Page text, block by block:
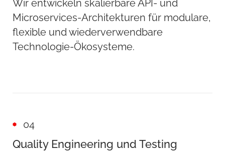
Wir entwickeln skalierbare API- und
Microservices-Architekturen für modulare,
flexible und wiederverwendbare
Technologie-Ökosysteme.
04
Quality Engineering und Testing